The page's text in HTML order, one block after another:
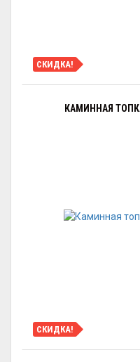
СКИДКА!
КАМИННАЯ ТОПКА
СКИДКА!